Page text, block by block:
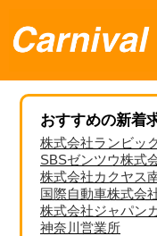
おすすめの新着
株式会社ランビッ
SBSゼンツウ株式
株式会社カクヤス
国際自動車株式会
株式会社ジャパン
神奈川営業所